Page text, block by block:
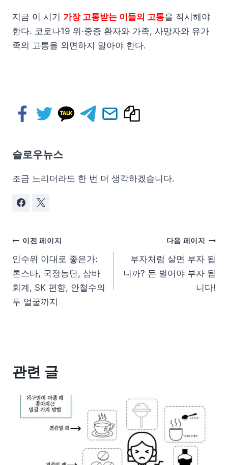
지금 이 시기 가장 고통받는 이들의 고통을 직시해야
한다. 코로나19 위·중증 환자와 가족, 사망자와 유가
족의 고통을 외면하지 말아야 한다.
슬로우뉴스
조금 느리더라도 한 번 더 생각하겠습니다.
이전 페이지
인수위 이대로 좋은가:
론스타, 국정농단, 삼바
회계, SK 편향, 안철수의
두 얼굴까지
다음 페이지
부자처럼 살면 부자 됩
니까? 돈 벌어야 부자 됩
니다!
관련 글